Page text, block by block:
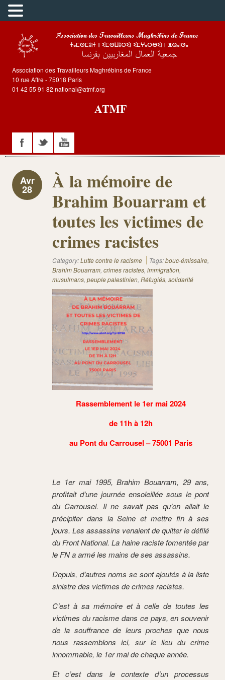
Association des Travailleurs Maghrébins de France
10 rue Affre - 75018 Paris
01 42 55 91 82 national@atmf.org
ATMF
Avr
28
À la mémoire de
Brahim Bouarram et
toutes les victimes de
crimes racistes
Category:Lutte contre le racisme Tags:bouc-émissaire,
Brahim Bouarram, crimes racistes, immigration,
musulmans, peuple palestinien, Réfugiés, solidarité
Rassemblement le 1er mai 2024
de 11h à 12h
au Pont du Carrousel –75001 Paris
Le 1er mai 1995, Brahim Bouarram, 29 ans,
profitait d’une journée ensoleillée sous le pont
du Carrousel. Il ne savait pas qu’on allait le
précipiter dans la Seine et mettre fin à ses
jours. Les assassins venaient de quitter le défilé
du Front National. La haine raciste fomentée par
le FN a armé les mains de ses assassins.
Depuis, d’autres noms se sont ajoutés à la liste
sinistre des victimes de crimes racistes.
C’est à sa mémoire et à celle de toutes les
victimes du racisme dans ce pays, en souvenir
de la souffrance de leurs proches que nous
nous rassemblons ici, sur le lieu du crime
innommable, le 1er mai de chaque année.
Et c’est dans le contexte d’un processus